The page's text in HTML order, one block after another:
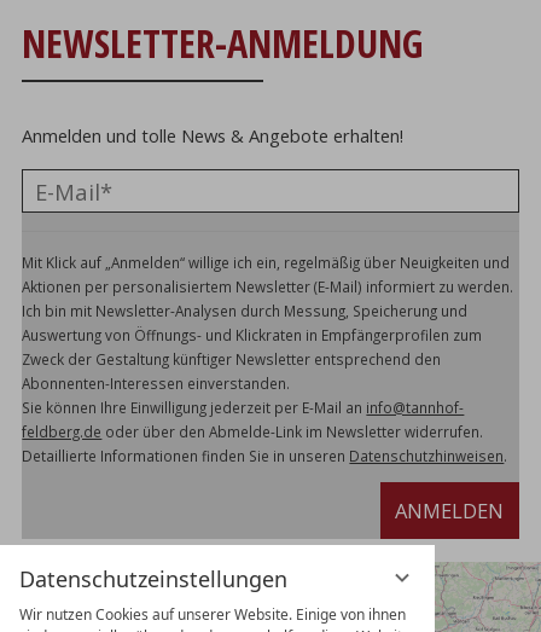
Datenschutzeinstellungen
Wir nutzen Cookies auf unserer Website. Einige von ihnen
NEWSLETTER-ANMELDUNG
Anmelden und tolle News & Angebote erhalten!
Mit Klick auf „Anmelden“ willige ich ein, regelmäßig über Neuigkeiten und
Aktionen per personalisiertem Newsletter (E-Mail) informiert zu werden.
Ich bin mit Newsletter-Analysen durch Messung, Speicherung und
Auswertung von Öffnungs- und Klickraten in Empfängerprofilen zum
Zweck der Gestaltung künftiger Newsletter entsprechend den
Abonnenten-Interessen einverstanden.
Sie können Ihre Einwilligung jederzeit per E-Mail an info@tannhof-
feldberg.de oder über den Abmelde-Link im Newsletter widerrufen.
Detaillierte Informationen finden Sie in unseren Datenschutzhinweisen.
ANMELDEN